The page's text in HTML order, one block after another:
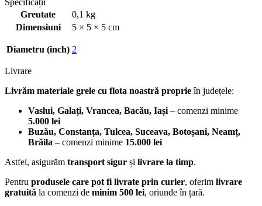
Specificații
Greutate
0,1 kg
Dimensiuni
5 × 5 × 5 cm
Diametru (inch) 2
Livrare
Livrăm materiale grele cu flota noastră proprieîn județele:
Vaslui, Galați, Vrancea, Bacău, Iași– comenzi minime
5.000 lei
Buzău, Constanța, Tulcea, Suceava, Botoșani, Neamț,
Brăila – comenzi minime 15.000 lei
Astfel, asigurăm transport sigur și livrare la timp.
Pentru produsele care pot fi livrate prin curier, oferim livrare
gratuită la comenzi de minim 500 lei, oriunde în țară.